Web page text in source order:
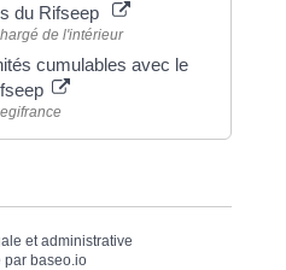
du Rifseep
de l'intérieur
cumulables avec le
et administrative
par baseo.io